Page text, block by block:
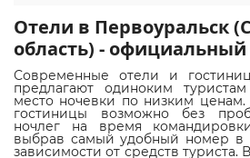
Отели в Первоуральск
область) - официальный
Современные отели и
предлагают одиноким
место ночевки по низким
гостиницы возможно без
ночлег на время
выбрав самый удобный номер в
зависимости от средств туриста.